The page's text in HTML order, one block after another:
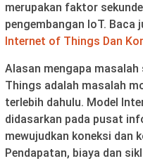
merupakan faktor
pengembangan IoT. Baca
Internet of Things Dan
Alasan mengapa
Things adalah masalah
terlebih dahulu. Model
didasarkan pada pusat
mewujudkan koneksi dan
Pendapatan, biaya dan